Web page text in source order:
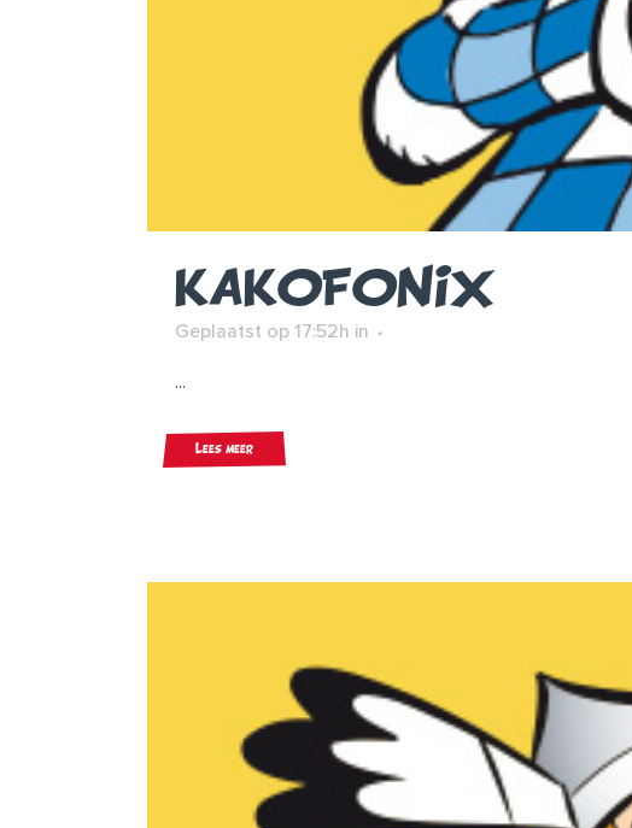
KAKOFONIX
Geplaatst op 17:52h in
...
Lees meer